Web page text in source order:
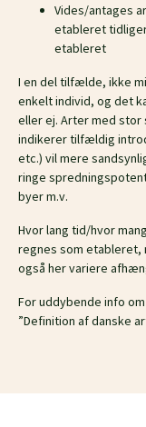
Vides/antages
etableret
etableret
I en del tilfælde, ikke
enkelt individ, og det
eller ej. Arter med
indikerer tilfældig
etc.) vil mere
ringe
byer m.v.
Hvor lang tid/hvor
regnes som etableret,
også her variere
For uddybende info
”Definition af danske